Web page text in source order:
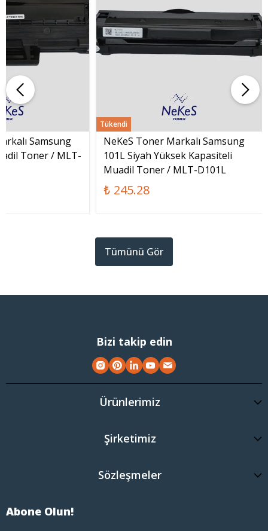
Samsung
Toner / MLT-
Tükendi
NeKeS Toner Markalı Samsung
101L Siyah Yüksek Kapasiteli
Muadil Toner / MLT-D101L
₺ 245.28
Tümünü Gör
Bizi takip edin
Ürünlerimiz
Şirketimiz
Sözleşmeler
Abone Olun!